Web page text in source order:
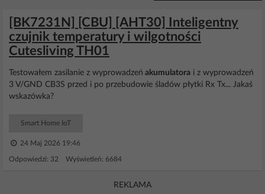
[BK7231N] [CBU] [AHT30] Inteligentny
czujnik temperatury i wilgotności
Cutesliving TH01
Testowałem zasilanie z wyprowadzeń akumulatora i z wyprowadzeń
3 V/GND CB3S przed i po przebudowie śladów płytki Rx Tx... Jakaś
wskazówka?
Smart Home IoT
24 Maj 2026 19:46
Odpowiedzi: 32 Wyświetleń: 6684
REKLAMA